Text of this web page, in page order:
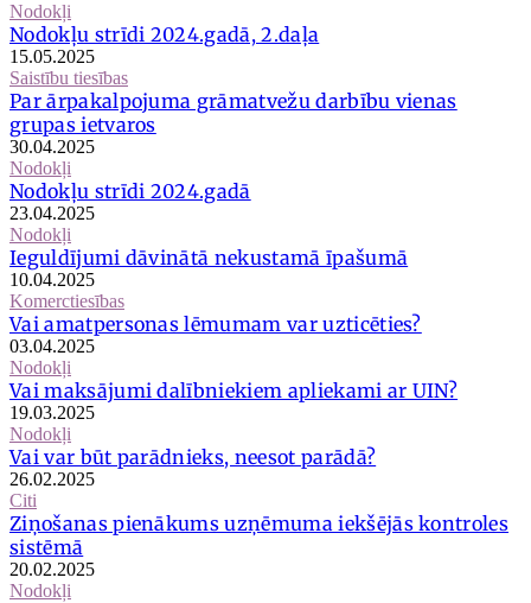
Nodokļi
Nodokļu strīdi 2024.gadā, 2.daļa
15.05.2025
Saistību tiesības
Par ārpakalpojuma grāmatvežu darbību vienas
grupas ietvaros
30.04.2025
Nodokļi
Nodokļu strīdi 2024.gadā
23.04.2025
Nodokļi
Ieguldījumi dāvinātā nekustamā īpašumā
10.04.2025
Komerctiesības
Vai amatpersonas lēmumam var uzticēties?
03.04.2025
Nodokļi
Vai maksājumi dalībniekiem apliekami ar UIN?
19.03.2025
Nodokļi
Vai var būt parādnieks, neesot parādā?
26.02.2025
Citi
Ziņošanas pienākums uzņēmuma iekšējās kontroles
sistēmā
20.02.2025
Nodokļi